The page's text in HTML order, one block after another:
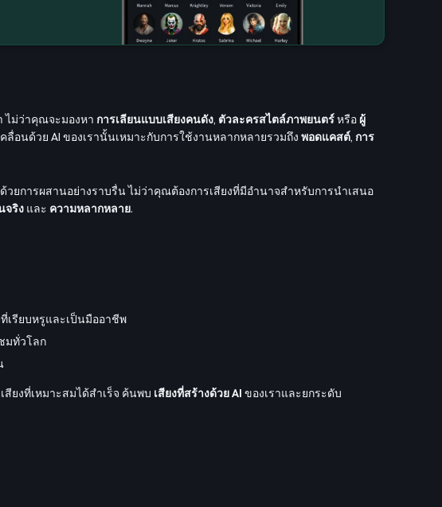
ไม่ว่าคุณจะมองหา การเลียนแบบเสียงคนดัง, ตัวละครสไตล์ภาพยนตร์หรือ ผู้
อนด้วย AI ของเรานั้นเหมาะกับการใช้งานหลากหลายรวมถึง พอดแคสต์, การ
วยการผสานอย่างราบรื่น ไม่ว่าคุณต้องการเสียงที่มีอำนาจสำหรับการนำเสนอ
จริง และ ความหลากหลาย.
เรียบหรูและเป็นมืออาชีพ
มทั่วโลก
สียงที่เหมาะสมได้สำเร็จ ค้นพบ เสียงที่สร้างด้วย AI ของเราและยกระดับ